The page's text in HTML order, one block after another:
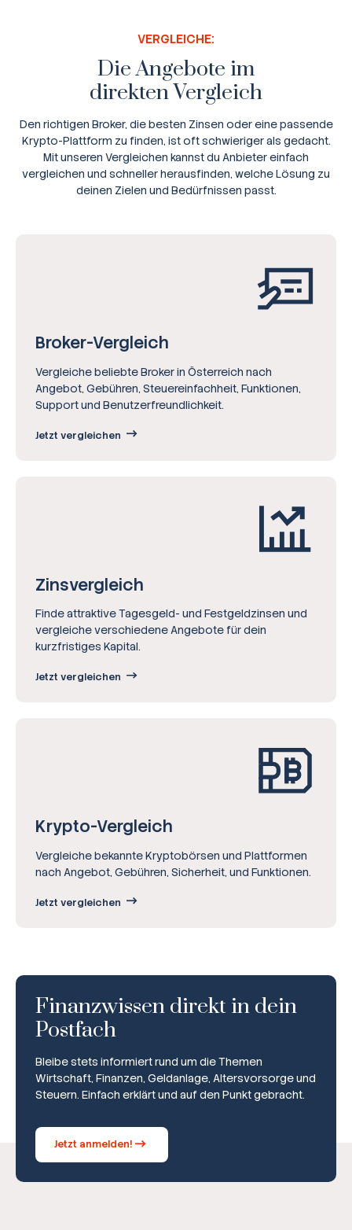
VERGLEICHE:
Die Angebote im
direkten Vergleich
Den richtigen Broker, die besten Zinsen oder eine passende
Krypto-Plattform zu finden, ist oft schwieriger als gedacht.
Mit unseren Vergleichen kannst du Anbieter einfach
vergleichen und schneller herausfinden, welche Lösung zu
deinen Zielen und Bedürfnissen passt.
Broker-Vergleich
Vergleiche beliebte Broker in Österreich nach
Angebot, Gebühren, Steuereinfachheit, Funktionen,
Support und Benutzerfreundlichkeit.
Jetzt vergleichen
Zinsvergleich
Finde attraktive Tagesgeld- und Festgeldzinsen und
vergleiche verschiedene Angebote für dein
kurzfristiges Kapital.
Jetzt vergleichen
Krypto-Vergleich
Vergleiche bekannte Kryptobörsen und Plattformen
nach Angebot, Gebühren, Sicherheit, und Funktionen.
Jetzt vergleichen
Finanzwissen direkt in dein
Postfach
Bleibe stets informiert rund um die Themen
Wirtschaft, Finanzen, Geldanlage, Altersvorsorge und
Steuern. Einfach erklärt und auf den Punkt gebracht.
Jetzt anmelden!